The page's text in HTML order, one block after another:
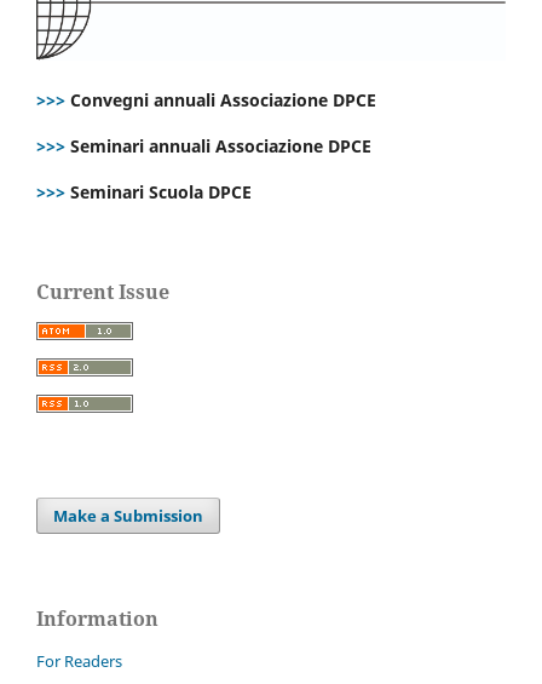
>>> Convegni annuali Associazione DPCE
>>> Seminari annuali Associazione DPCE
>>> Seminari Scuola DPCE
Current Issue
Make a Submission
Information
For Readers